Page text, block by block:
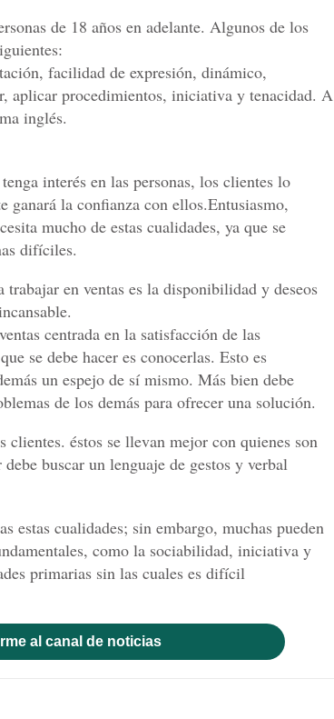
de 18 años en adelante. Algunos de los
facilidad de expresión, dinámico,
aplicar procedimientos, iniciativa y tenacidad. A
inglés.
interés en las personas, los clientes lo
la confianza con ellos.Entusiasmo,
mucho de estas cualidades, ya que se
difíciles.
trabajar en ventas es la disponibilidad y deseos
centrada en la satisfacción de las
se debe hacer es conocerlas. Esto es
un espejo de sí mismo. Más bien debe
de los demás para ofrecer una solución.
clientes. éstos se llevan mejor con quienes son
buscar un lenguaje de gestos y verbal
estas cualidades; sin embargo, muchas pueden
como la sociabilidad, iniciativa y
primarias sin las cuales es difícil
al canal de noticias